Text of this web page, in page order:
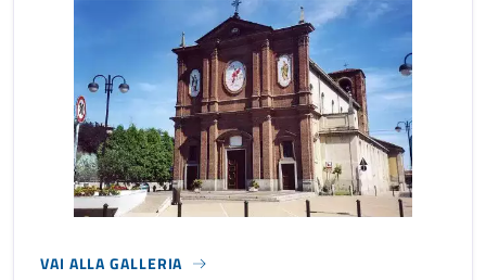
VAI ALLA GALLERIA